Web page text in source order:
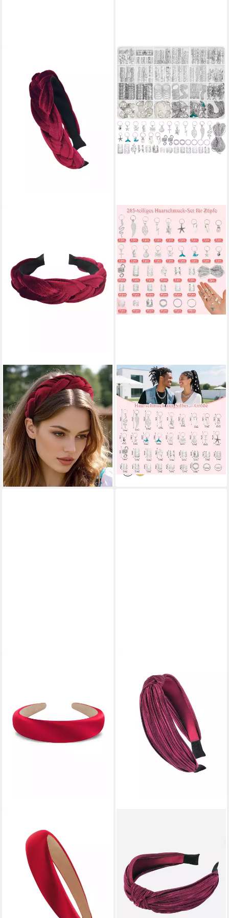
AXY
Haarreif Haarreif Samt
Flechtoptik, Trachten
geflochten Vintage Damen
Haareifen Haarband
14,99 €
lieferbar - in 4-5 Werktagen bei dir
HOYOLEE
Haarspange 285 Stück
Haarschmuck für Zöpfe,
Verstellbar Metall Haar, Loc-
Charms
15,99 € UVP 30,99 €
-48%
lieferbar - in 6-7 Werktagen bei dir